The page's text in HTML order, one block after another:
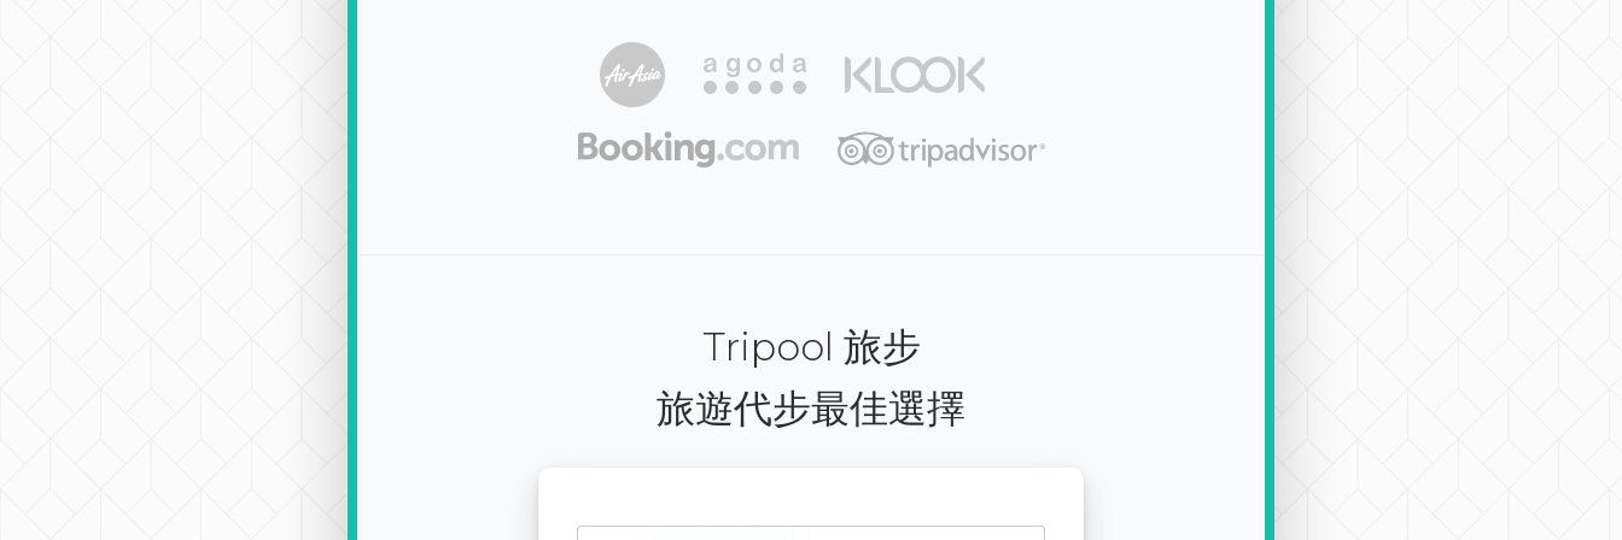
Tripool 旅步
旅遊代步最佳選擇